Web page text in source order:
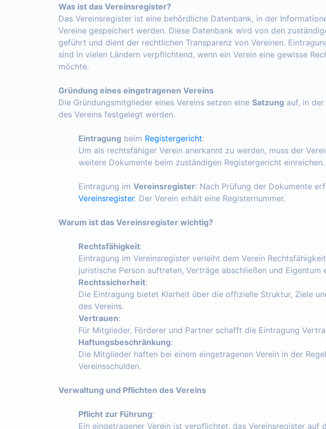
Was ist das Vereinsregister?
Das Vereinsregister ist eine behördliche Datenbank, in der
Vereine gespeichert werden. Diese Datenbank wird von den
geführt und dient der rechtlichen Transparenz von Vereinen.
sind in vielen Ländern verpflichtend, wenn ein Verein eine gewisse
möchte.
Gründung eines eingetragenen Vereins
Die Gründungsmitglieder eines Vereins setzen eine Satzung auf, in
des Vereins festgelegt werden.
Eintragung beim Registergericht:
Um als rechtsfähiger Verein anerkannt zu werden, muss der
weitere Dokumente beim zuständigen Registergericht einreichen.
Eintragung im Vereinsregister: Nach Prüfung der Dokumente
Vereinsregister. Der Verein erhält eine Registernummer.
Warum ist das Vereinsregister wichtig?
Rechtsfähigkeit:
Eintragung im Vereinsregister verleiht dem Verein
juristische Person auftreten, Verträge abschließen und Eigentum
Rechtssicherheit:
Die Eintragung bietet Klarheit über die offizielle Struktur, Ziele
des Vereins.
Vertrauen:
Für Mitglieder, Förderer und Partner schafft die Eintragung
Haftungsbeschränkung:
Die Mitglieder haften bei einem eingetragenen Verein in der
Vereinsschulden.
Verwaltung und Pflichten des Vereins
Pflicht zur Führung:
Ein eingetragener Verein ist verpflichtet, das Vereinsregister auf